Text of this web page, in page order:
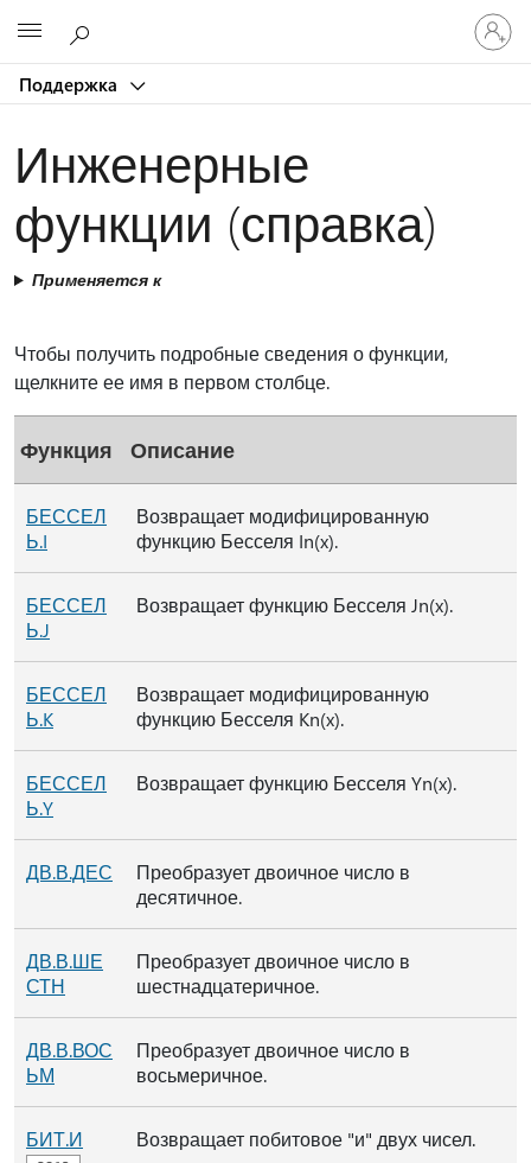
Поддержка
Инженерные
функции (справка)
Применяется к
Чтобы получить подробные сведения о функции,
щелкните ее имя в первом столбце.
Функция Описание
БЕССЕЛ
Ь.I
Возвращает модифицированную
функцию Бесселя In(x).
БЕССЕЛ
Ь.J
Возвращает функцию Бесселя Jn(x).
БЕССЕЛ
Ь.K
Возвращает модифицированную
функцию Бесселя Kn(x).
БЕССЕЛ
Ь.Y
Возвращает функцию Бесселя Yn(x).
ДВ.В.ДЕС
Преобразует двоичное число в
десятичное.
ДВ.В.ШЕ
СТН
Преобразует двоичное число в
шестнадцатеричное.
ДВ.В.ВОС
ЬМ
Преобразует двоичное число в
восьмеричное.
БИТ.И Возвращает побитовое "и" двух чисел.